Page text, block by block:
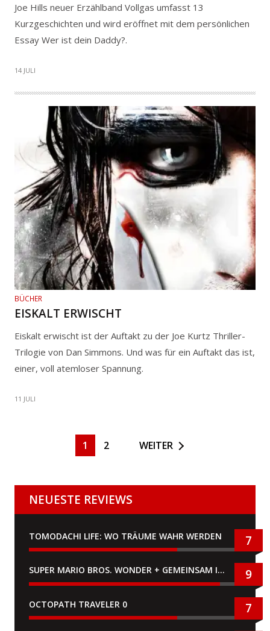
Joe Hills neuer Erzählband Vollgas umfasst 13
Kurzgeschichten und wird eröffnet mit dem persönlichen
Essay Wer ist dein Daddy?.
14 JULI
BÜCHER
EISKALT ERWISCHT
Eiskalt erwischt ist der Auftakt zu der Joe Kurtz Thriller-
Trilogie von Dan Simmons. Und was für ein Auftakt das ist,
einer, voll atemloser Spannung.
11 JULI
1 2 WEITER
NEUESTE REVIEWS
TOMODACHI LIFE: WO TRÄUME WAHR WERDEN 7
SUPER MARIO BROS. WONDER + GEMEINSAM IM BELLABEL-PARK 9
OCTOPATH TRAVELER 0 7